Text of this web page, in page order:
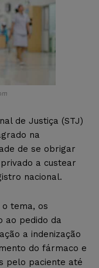
de Justiça (STJ)
na
de se obrigar
a custear
nacional.
tema, os
ao pedido da
a indenização
do fármaco e
pelo paciente até